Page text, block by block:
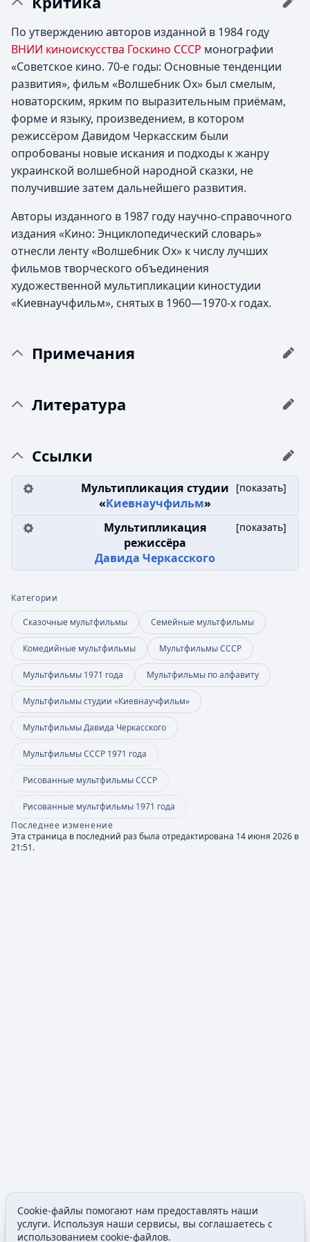
Просмотры
По утверждению авторов изданной в 1984 году
ВНИИ киноискусства Госкино СССР монографии
«Советское кино. 70-е годы: Основные тенденции
развития», фильм «Волшебник Ох» был смелым,
новаторским, ярким по выразительным приёмам,
форме и языку, произведением, в котором
режиссёром Давидом Черкасским были
опробованы новые искания и подходы к жанру
украинской волшебной народной сказки, не
получившие затем дальнейшего развития.
Авторы изданного в 1987 году научно-справочного
издания «Кино: Энциклопедический словарь»
отнесли ленту «Волшебник Ох» к числу лучших
фильмов творческого объединения
художественной мультипликации киностудии
«Киевнаучфильм», снятых в 1960—1970-х годах.
Примечания
Литература
Ссылки
[показать]
Мультипликация студии
«Киевнаучфильм»
[показать]
Мультипликация
режиссёра
Давида Черкасского
Содержание
Категории
Сказочные мультфильмы Семейные мультфильмы
Комедийные мультфильмы Мультфильмы СССР
Мультфильмы 1971 года Мультфильмы по алфавиту
Мультфильмы студии «Киевнаучфильм»
Мультфильмы Давида Черкасского
Мультфильмы СССР 1971 года
Рисованные мультфильмы СССР
Рисованные мультфильмы 1971 года
Последнее изменение
Эта страница в последний раз была отредактирована 14 июня 2026 в
21:51.
Cookie-файлы помогают нам предоставлять наши
услуги. Используя наши сервисы, вы соглашаетесь с
использованием cookie-файлов.